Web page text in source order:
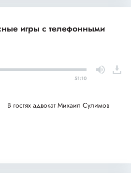
игры с телефонными
51:10
В гостях адвокат Михаил Сулимов